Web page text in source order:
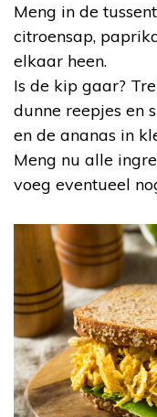
Meng in de
citroensap,
elkaar heen.
Is de kip gaar?
dunne reepjes en
en de ananas in
Meng nu alle
voeg eventueel